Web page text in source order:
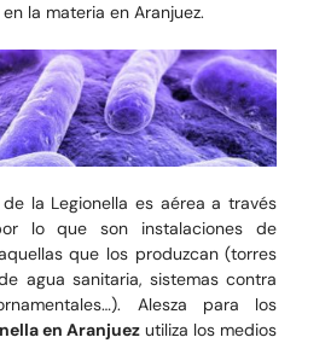
la materia en Aranjuez.
la Legionella es aérea a través
lo que son instalaciones de
que los produzcan (torres
agua sanitaria, sistemas contra
Alesza para los
en Aranjuez utiliza los medios